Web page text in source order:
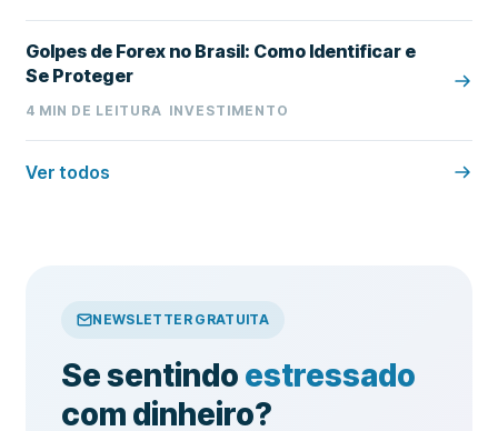
Golpes de Forex no Brasil: Como Identificar e
Se Proteger
4 MIN DE LEITURA INVESTIMENTO
Ver todos
NEWSLETTER GRATUITA
Se sentindo estressado
com dinheiro?